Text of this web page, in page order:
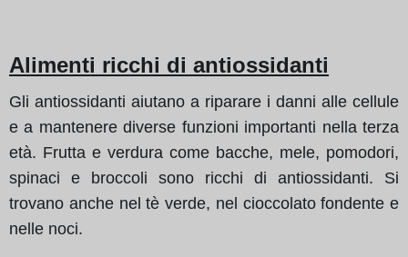
Alimenti ricchi di antiossidanti
Gli antiossidanti aiutano a riparare i danni alle cellule
e a mantenere diverse funzioni importanti nella terza
età. Frutta e verdura come bacche, mele, pomodori,
spinaci e broccoli sono ricchi di antiossidanti. Si
trovano anche nel tè verde, nel cioccolato fondente e
nelle noci.